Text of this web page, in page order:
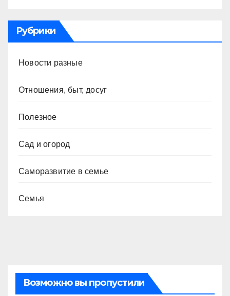
Рубрики
Новости разные
Отношения, быт, досуг
Полезное
Сад и огород
Саморазвитие в семье
Семья
Возможно вы пропустили